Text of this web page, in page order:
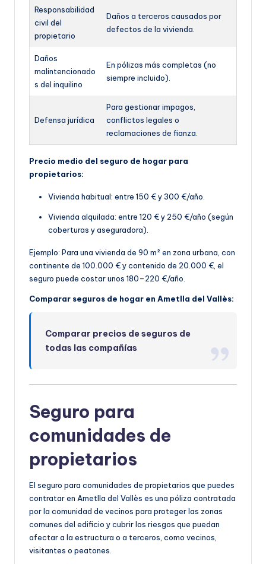
Responsabilidad
civil del
propietario
Daños a terceros causados por
defectos de la vivienda.
Daños
malintencionado
s del inquilino
En pólizas más completas (no
siempre incluido).
Defensa jurídica
Para gestionar impagos,
conflictos legales o
reclamaciones de fianza.
Precio medio del seguro de hogar para
propietarios:
Vivienda habitual: entre 150 € y 300 €/año.
Vivienda alquilada: entre 120 € y 250 €/año (según
coberturas y aseguradora).
Ejemplo: Para una vivienda de 90 m² en zona urbana, con
continente de 100.000 € y contenido de 20.000 €, el
seguro puede costar unos 180–220 €/año.
Comparar seguros de hogar en Ametlla del Vallès:
Comparar precios de seguros de
todas las compañías
Seguro para
comunidades de
propietarios
El seguro para comunidades de propietarios que puedes
contratar en Ametlla del Vallès es una póliza contratada
por la comunidad de vecinos para proteger las zonas
comunes del edificio y cubrir los riesgos que puedan
afectar a la estructura o a terceros, como vecinos,
visitantes o peatones.